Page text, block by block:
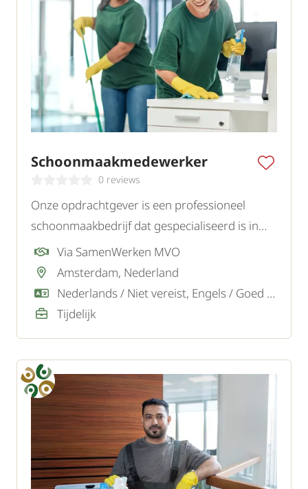
Schoonmaakmedewerker
0 reviews
Onze opdrachtgever is een professioneel
schoonmaakbedrijf dat gespecialiseerd is in
kantoor- en specialistische
schoonmaakprojecten in de regio Amsterdam,
Almere, Soest, Blaricum en omgeving. Wij
zoeken gemotiveerde schoonmaakmakers.
Via SamenWerken MVO
Amsterdam, Nederland
Nederlands / Niet vereist, Engels / Goed / Voldoende
Tijdelijk